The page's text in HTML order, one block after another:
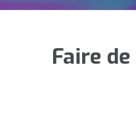
Faire